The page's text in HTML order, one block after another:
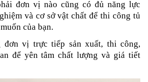
đơn vị nào cũng có đủ năng lực
và cơ sở vật chất để thi công tủ
của bạn.
đơn vị trực tiếp sản xuất, thi công,
để yên tâm chất lượng và giá tiết